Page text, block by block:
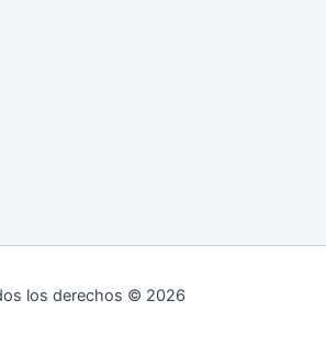
los derechos © 2026